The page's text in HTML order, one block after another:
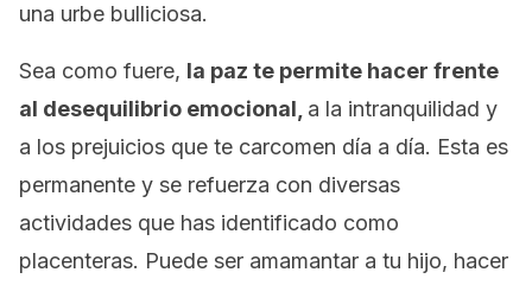
una urbe bulliciosa.
Sea como fuere, la paz te permite hacer frente
al desequilibrio emocional, a la intranquilidad y
a los prejuicios que te carcomen día a día. Esta es
permanente y se refuerza con diversas
actividades que has identificado como
placenteras. Puede ser amamantar a tu hijo, hacer